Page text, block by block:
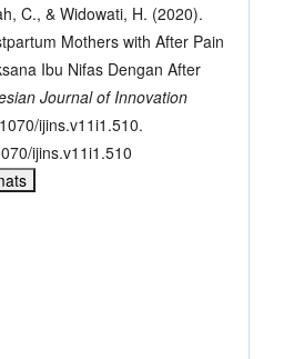
C., & Widowati, H. (2020).
Mothers with After Pain
Ibu Nifas Dengan After
Journal of Innovation
ijins.v11i1.510.
ijins.v11i1.510